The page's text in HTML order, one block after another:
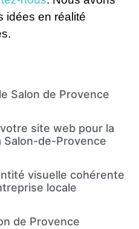
idées en réalité
Salon de Provence
site web pour la
Salon-de-Provence
visuelle cohérente
locale
de Provence